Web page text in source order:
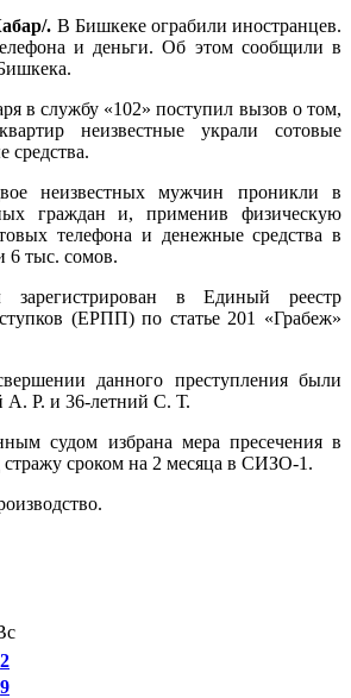
. В Бишкеке ограбили иностранцев.
и деньги. Об этом сообщили в
в службу «102» поступил вызов о том,
неизвестные украли сотовые
средства.
неизвестных мужчин проникли в
граждан и, применив физическую
телефона и денежные средства в
6 тыс. сомов.
в Единый реестр
(ЕРПП) по статье 201 «Грабеж»
данного преступления были
А. Р. и 36-летний С. Т.
судом избрана мера пресечения в
стражу сроком на 2 месяца в СИЗО-1.
2
9